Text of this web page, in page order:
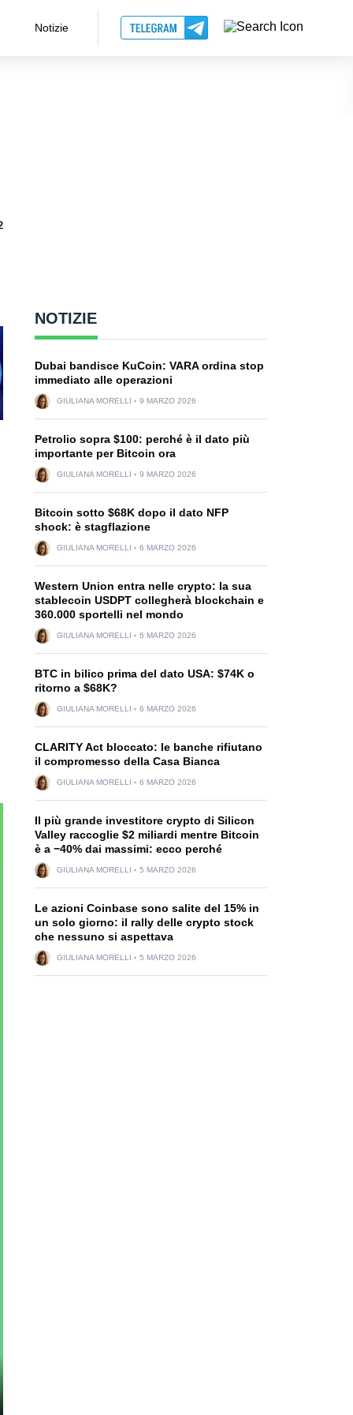
Notizie
NOTIZIE
Dubai bandisce KuCoin: VARA ordina stop
immediato alle operazioni
GIULIANA MORELLI 9 MARZO 2026
Petrolio sopra $100: perché è il dato più
importante per Bitcoin ora
GIULIANA MORELLI 9 MARZO 2026
Bitcoin sotto $68K dopo il dato NFP
shock: è stagflazione
GIULIANA MORELLI 6 MARZO 2026
Western Union entra nelle crypto: la sua
stablecoin USDPT collegherà blockchain e
360.000 sportelli nel mondo
GIULIANA MORELLI 6 MARZO 2026
BTC in bilico prima del dato USA: $74K o
ritorno a $68K?
GIULIANA MORELLI 6 MARZO 2026
CLARITY Act bloccato: le banche rifiutano
il compromesso della Casa Bianca
GIULIANA MORELLI 6 MARZO 2026
Il più grande investitore crypto di Silicon
Valley raccoglie $2 miliardi mentre Bitcoin
è a −40% dai massimi: ecco perché
GIULIANA MORELLI 5 MARZO 2026
Le azioni Coinbase sono salite del 15% in
un solo giorno: il rally delle crypto stock
che nessuno si aspettava
GIULIANA MORELLI 5 MARZO 2026